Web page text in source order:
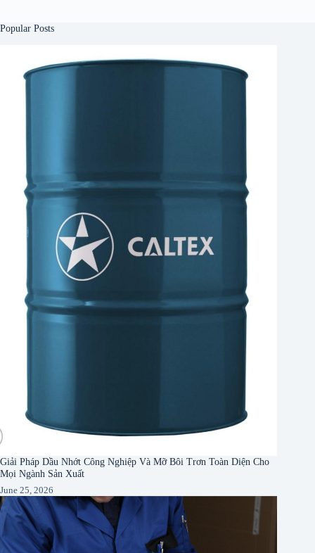
Popular Posts
Giải Pháp Dầu Nhớt Công Nghiệp Và Mỡ Bôi Trơn Toàn Diện Cho
Mọi Ngành Sản Xuất
June 25, 2026